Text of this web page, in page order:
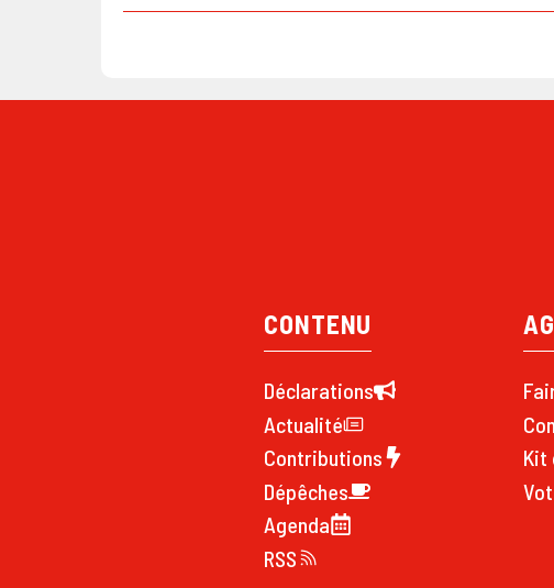
CONTENU
Déclarations
Actualité
Contributions
Dépêches
Agenda
RSS
Kit